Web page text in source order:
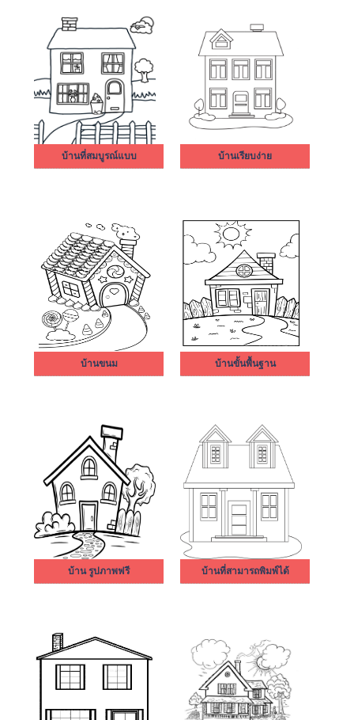
บ้านที่สมบูรณ์แบบ บ้านเรียบง่าย
บ้านขนม บ้านขั้นพื้นฐาน
บ้าน รูปภาพฟรี บ้านที่สามารถพิมพ์ได้